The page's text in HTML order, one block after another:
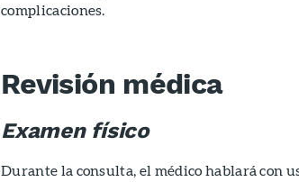
complicaciones.
Revisión médica
Examen físico
Durante la consulta, el médico hablará con